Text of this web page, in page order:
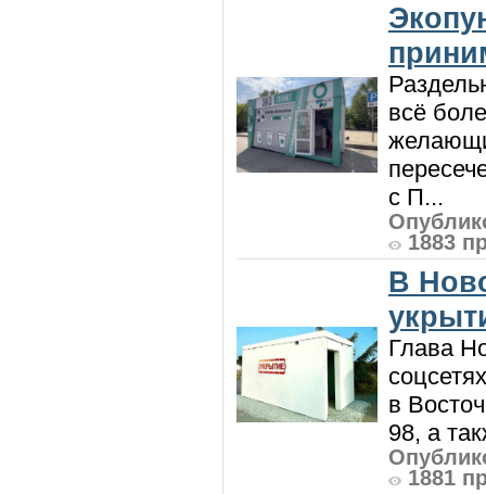
всё
с П...
1883
В
Глава
в
98, а
1881